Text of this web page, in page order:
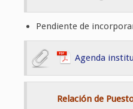
Pendiente de
Agenda
Relación de